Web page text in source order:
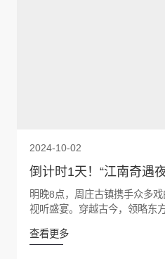
2024-10-02
倒计时1天！“江南奇遇
明晚8点，周庄古镇携手众多
视听盛宴。穿越古今，领略东
查看更多